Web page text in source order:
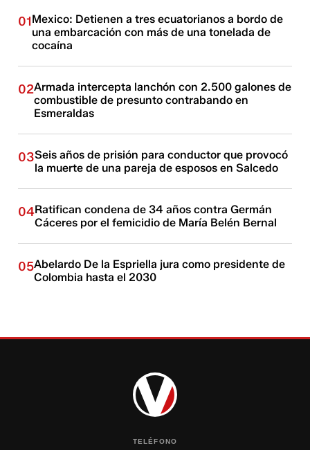
01Mexico: Detienen a tres ecuatorianos a bordo de
una embarcación con más de una tonelada de
cocaína
02Armada intercepta lanchón con 2.500 galones de
combustible de presunto contrabando en
Esmeraldas
03Seis años de prisión para conductor que provocó
la muerte de una pareja de esposos en Salcedo
04Ratifican condena de 34 años contra Germán
Cáceres por el femicidio de María Belén Bernal
05Abelardo De la Espriella jura como presidente de
Colombia hasta el 2030
TELÉFONO